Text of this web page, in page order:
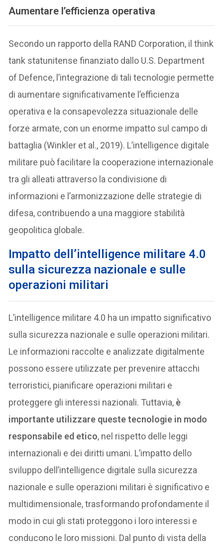
Aumentare l’efficienza operativa
Secondo un rapporto della RAND Corporation, il think
tank statunitense finanziato dallo U.S. Department
of Defence, l’integrazione di tali tecnologie permette
di aumentare significativamente l’efficienza
operativa e la consapevolezza situazionale delle
forze armate, con un enorme impatto sul campo di
battaglia (Winkler et al., 2019). L’intelligence digitale
militare può facilitare la cooperazione internazionale
tra gli alleati attraverso la condivisione di
informazioni e l’armonizzazione delle strategie di
difesa, contribuendo a una maggiore stabilità
geopolitica globale.
Impatto dell’intelligence militare 4.0
sulla sicurezza nazionale e sulle
operazioni militari
L’intelligence militare 4.0 ha un impatto significativo
sulla sicurezza nazionale e sulle operazioni militari.
Le informazioni raccolte e analizzate digitalmente
possono essere utilizzate per prevenire attacchi
terroristici, pianificare operazioni militari e
proteggere gli interessi nazionali. Tuttavia, è
importante utilizzare queste tecnologie in modo
responsabile ed etico, nel rispetto delle leggi
internazionali e dei diritti umani. L’impatto dello
sviluppo dell’intelligence digitale sulla sicurezza
nazionale e sulle operazioni militari è significativo e
multidimensionale, trasformando profondamente il
modo in cui gli stati proteggono i loro interessi e
conducono le loro missioni. Dal punto di vista della